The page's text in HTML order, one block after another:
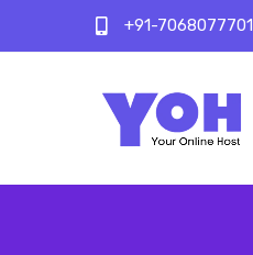
+91-7068077701